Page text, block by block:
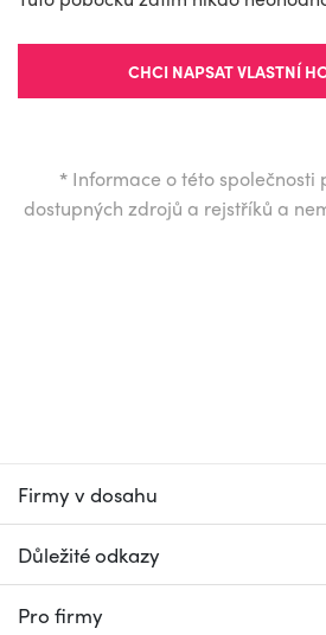
CHCI NAPSAT VLASTNÍ
* Informace o této společnosti
dostupných zdrojů a rejstříků a
Firmy v dosahu
Důležité odkazy
Pro firmy